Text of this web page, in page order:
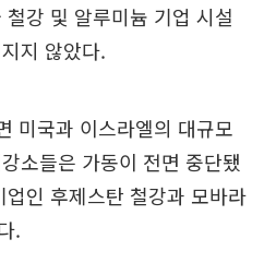
강 및 알루미늄 기업 시설
지 않았다.
미국과 이스라엘의 대규모
소들은 가동이 전면 중단됐
인 후제스탄 철강과 모바라
.